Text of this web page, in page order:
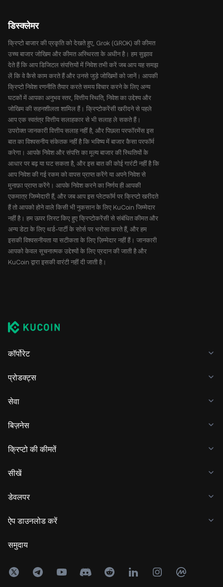
डिस्क्लेमर
क्रिप्टो बाजार की प्रकृति को देखते हुए, Grok (GROK) की कीमत
उच्च बाजार जोखिम और कीमत अस्थिरता के अधीन है। हम सुझाव
देते हैं कि आप डिजिटल संपत्तियों में निवेश तभी करें जब आप यह समझ
लें कि वे कैसे काम करते हैं और उनसे जुड़े जोखिमों को जानें। आपकी
क्रिप्टो निवेश रणनीति तैयार करते समय विचार करने के लिए अन्य
घटकों में आपका अनुभव स्तर, वित्तीय स्थिति, निवेश का उद्देश्य और
जोखिम की सहनशीलता शामिल हैं। क्रिप्टोकरेंसी खरीदने से पहले
आप एक स्वतंत्र वित्तीय सलाहकार से भी सलाह ले सकते हैं।
उपरोक्त जानकारी वित्तीय सलाह नहीं है, और पिछला परफॉरमेंस इस
बात का विश्वसनीय संकेतक नहीं है कि भविष्य में बाजार कैसा परफॉर्म
करेगा। आपके निवेश और संपत्ति का मूल्य बाजार की स्थितियों के
आधार पर बढ़ या घट सकता है, और इस बात की कोई गारंटी नहीं है कि
आप निवेश की गई रकम को वापस प्राप्त करेंगे या अपने निवेश से
मुनाफ़ा प्राप्त करेंगे। आपके निवेश करने का निर्णय ही आपकी
एकमात्र जिम्मेदारी हैं, और जब आप इस प्लेटफॉर्म पर क्रिप्टो खरीदते
हैं तो आपको होने वाले किसी भी नुकसान के लिए KuCoin जिम्मेदार
नहीं है। हम ऊपर लिस्ट किए हुए क्रिप्टोकरेंसी से संबंधित कीमत और
अन्य डेटा के लिए थर्ड-पार्टी के सोर्स पर भरोसा करते हैं, और हम
इसकी विश्वसनीयता या सटीकता के लिए ज़िम्मेदार नहीं हैं। जानकारी
आपको केवल सूचनात्मक उद्देश्यों के लिए प्रदान की जाती है और
KuCoin द्वारा इसकी वारंटी नहीं दी जाती है।
कॉर्पोरेट
प्रोडक्ट्स
सेवा
बिज़नेस
क्रिप्टो की कीमतें
सीखें
डेवलपर
ऐप डाउनलोड करें
समुदाय